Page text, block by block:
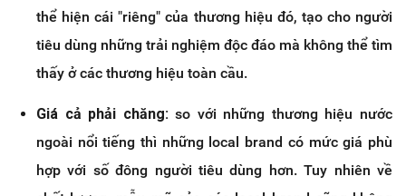
thể hiện cái "riêng" của thương hiệu đó, tạo cho người
tiêu dùng những trải nghiệm độc đáo mà không thể tìm
thấy ở các thương hiệu toàn cầu.
Giá cả phải chăng:so với những thương hiệu nước
ngoài nổi tiếng thì những local brand có mức giá phù
hợp với số đông người tiêu dùng hơn. Tuy nhiên về